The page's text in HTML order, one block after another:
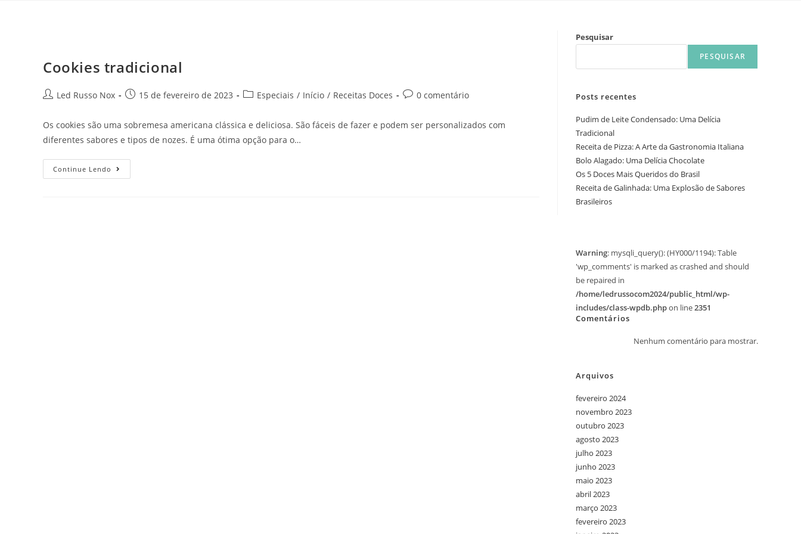
Cookies tradicional
Led Russo Nox 15 de fevereiro de 2023 Especiais / Início / Receitas Doces 0 comentário
Os cookies são uma sobremesa americana clássica e deliciosa. São fáceis de fazer e podem ser personalizados com
diferentes sabores e tipos de nozes. É uma ótima opção para o…
Continue Lendo
Pesquisar
PESQUISAR
Posts recentes
Pudim de Leite Condensado: Uma Delícia
Tradicional
Receita de Pizza: A Arte da Gastronomia Italiana
Bolo Alagado: Uma Delícia Chocolate
Os 5 Doces Mais Queridos do Brasil
Receita de Galinhada: Uma Explosão de Sabores
Brasileiros
Warning: mysqli_query(): (HY000/1194): Table
'wp_comments' is marked as crashed and should
be repaired in
/home/ledrussocom2024/public_html/wp-
includes/class-wpdb.phpon line2351
Comentários
Nenhum comentário para mostrar.
Arquivos
fevereiro 2024
novembro 2023
outubro 2023
agosto 2023
julho 2023
junho 2023
maio 2023
abril 2023
março 2023
fevereiro 2023